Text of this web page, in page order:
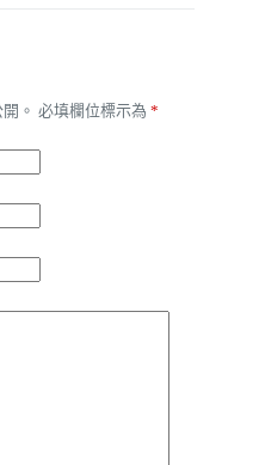
。 必填欄位標示為 *